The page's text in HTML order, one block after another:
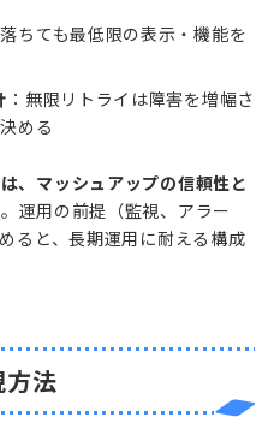
ちても最低限の表示・機能を
：無限リトライは障害を増幅さ
める
、マッシュアップの信頼性と
運用の前提（監視、アラー
ると、長期運用に耐える構成
法